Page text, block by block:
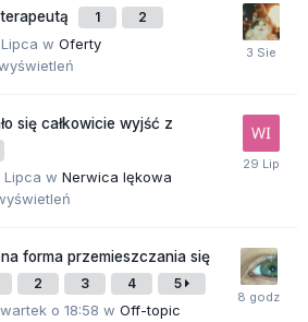
1 2
Lipca w Oferty
się całkowicie wyjść z
Lipca w Nerwica lękowa
forma przemieszczania się
2 3 4 5
o 18:58 w Off-topic